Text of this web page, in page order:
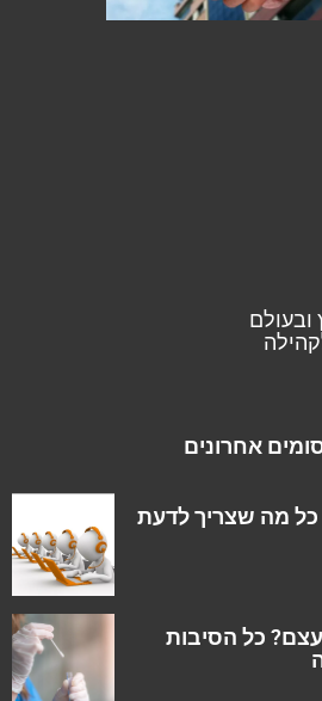
ובעולם
אחרונים
מה שצריך לדעת
כל הסיבות